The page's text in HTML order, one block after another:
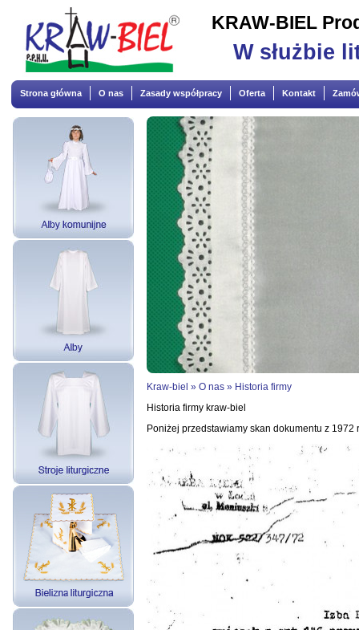
KRAW-BIEL
W służbie
Strona główna O nas Zasady współpracy Oferta Kontakt
Kraw-biel » O nas » Historia firmy
Historia firmy kraw-biel
Poniżej przedstawiamy skan dokumentu z 1972